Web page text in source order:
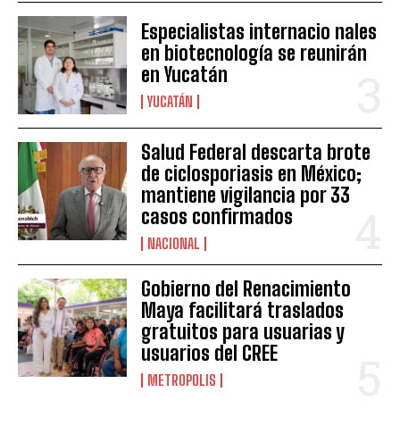
Especialistas internacio nales
en biotecnología se reunirán
en Yucatán
YUCATÁN
Salud Federal descarta brote
de ciclosporiasis en México;
mantiene vigilancia por 33
casos confirmados
NACIONAL
Gobierno del Renacimiento
Maya facilitará traslados
gratuitos para usuarias y
usuarios del CREE
METROPOLIS